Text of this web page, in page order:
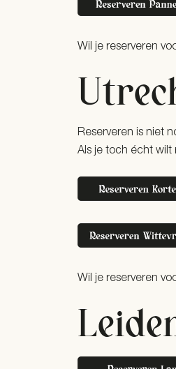
Wil je reserveren
Reserveren is niet
Als je toch écht wilt
Wil je reserveren